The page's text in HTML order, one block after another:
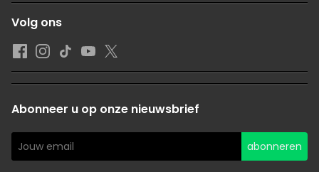
Volg ons
Abonneer u op onze nieuwsbrief
abonneren